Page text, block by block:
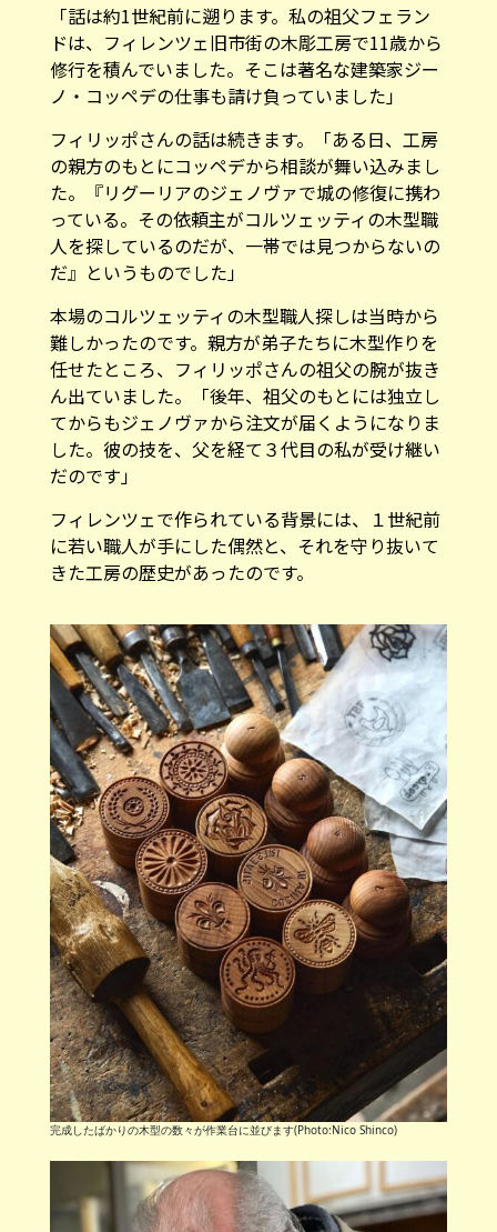
「話は約1世紀前に遡ります。私の祖父フェラン
ドは、フィレンツェ旧市街の木彫工房で11歳から
修行を積んでいました。そこは著名な建築家ジー
ノ・コッペデの仕事も請け負っていました」
フィリッポさんの話は続きます。「ある日、工房
の親方のもとにコッペデから相談が舞い込みまし
た。『リグーリアのジェノヴァで城の修復に携わ
っている。その依頼主がコルツェッティの木型職
人を探しているのだが、一帯では見つからないの
だ』というものでした」
本場のコルツェッティの木型職人探しは当時から
難しかったのです。親方が弟子たちに木型作りを
任せたところ、フィリッポさんの祖父の腕が抜き
ん出ていました。「後年、祖父のもとには独立し
てからもジェノヴァから注文が届くようになりま
した。彼の技を、父を経て３代目の私が受け継い
だのです」
フィレンツェで作られている背景には、１世紀前
に若い職人が手にした偶然と、それを守り抜いて
きた工房の歴史があったのです。
完成したばかりの木型の数々が作業台に並びます(Photo:Nico Shinco)